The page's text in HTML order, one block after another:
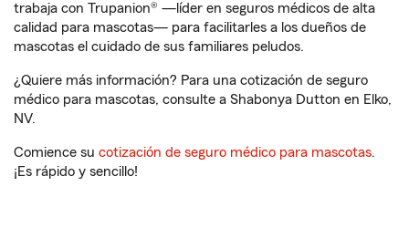
trabaja con Trupanion® —líder en seguros médicos de alta
calidad para mascotas— para facilitarles a los dueños de
mascotas el cuidado de sus familiares peludos.
¿Quiere más información? Para una cotización de seguro
médico para mascotas, consulte a Shabonya Dutton en Elko,
NV.
Comience su cotización de seguro médico para mascotas.
¡Es rápido y sencillo!